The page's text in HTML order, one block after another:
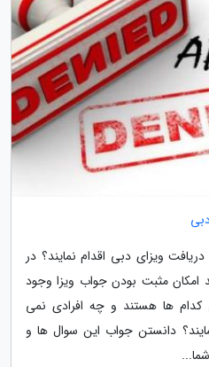
ویزای دبی اقدام نمایند؟ در
امکان مثبت بودن جواب ویزا وجود
کدام ها هستند و چه افرادی نمی
دانستن جواب این سوال ها و